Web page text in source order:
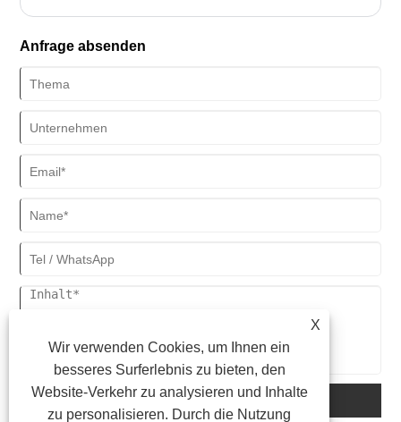
des Buchdrucks in der Buchfabrik Sunnywell Printing.
Anfrage absenden
einreichen
X
Wir verwenden Cookies, um Ihnen ein
besseres Surferlebnis zu bieten, den
Website-Verkehr zu analysieren und Inhalte
zu personalisieren. Durch die Nutzung